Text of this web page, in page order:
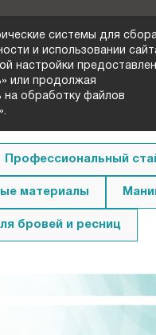
Профессиональный
материалы
бровей и ресниц
системы для
и использовании
настройки
или продолжая
на обработку файлов